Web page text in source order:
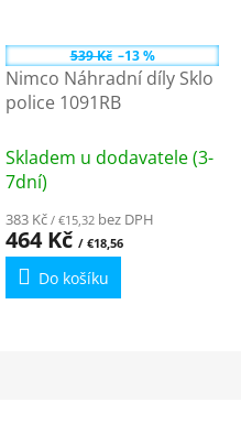
539 Kč –13 %
Nimco Náhradní díly Sklo
police 1091RB
Skladem u dodavatele (3-
7dní)
383 Kč / €15,32 bez DPH
464 Kč / €18,56
Do košíku